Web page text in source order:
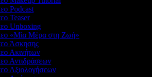
Podcast
Teaser
Unboxing
«Μία Μέρα στη Ζωή»
Άσκησης
Ακινήτων
Αντιδράσεων
Αξιολογήσεων